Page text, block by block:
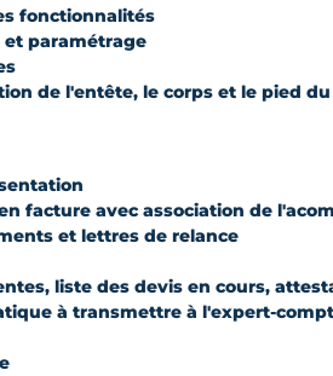
fonctionnalités
et paramétrage
de l'entête, le corps et le pied
facture avec association de
et lettres de relance
liste des devis en cours,
à transmettre à l'expert-